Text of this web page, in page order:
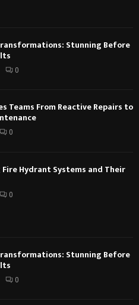
Stunning Before
0
Teams From Reactive Repairs to
0
Hydrant Systems and Their
0
Stunning Before
0